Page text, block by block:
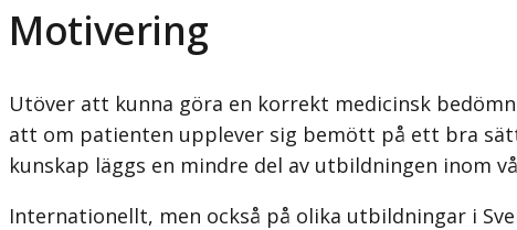
Motivering
Utöver att kunna göra en korrekt medicinsk
att om patienten upplever sig bemött på ett bra
kunskap läggs en mindre del av utbildningen inom
Internationellt, men också på olika utbildningar i